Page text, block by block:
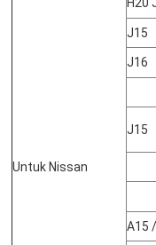
Untuk Nissan
J15
J16
J15
A15